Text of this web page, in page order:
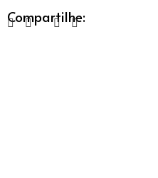
Compartilhe: